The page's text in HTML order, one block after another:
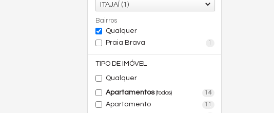
ITAJAÍ (1)
Bairros
Qualquer
Praia Brava
1
TIPO DE IMÓVEL
Qualquer
Apartamentos(todos) 14
Apartamento 11